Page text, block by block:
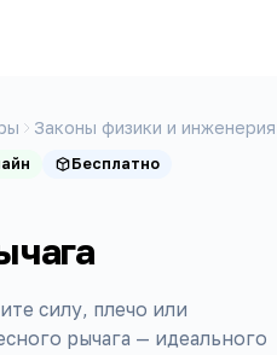
Законы физики и инженерия
Бесплатно
силу, плечо или
рычага — идеального